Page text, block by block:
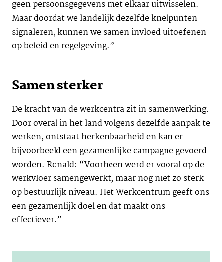
geen persoonsgegevens met elkaar uitwisselen.
Maar doordat we landelijk dezelfde knelpunten
signaleren, kunnen we samen invloed uitoefenen
op beleid en regelgeving.”
Samen sterker
De kracht van de werkcentra zit in samenwerking.
Door overal in het land volgens dezelfde aanpak te
werken, ontstaat herkenbaarheid en kan er
bijvoorbeeld een gezamenlijke campagne gevoerd
worden. Ronald: “Voorheen werd er vooral op de
werkvloer samengewerkt, maar nog niet zo sterk
op bestuurlijk niveau. Het Werkcentrum geeft ons
een gezamenlijk doel en dat maakt ons
effectiever.”